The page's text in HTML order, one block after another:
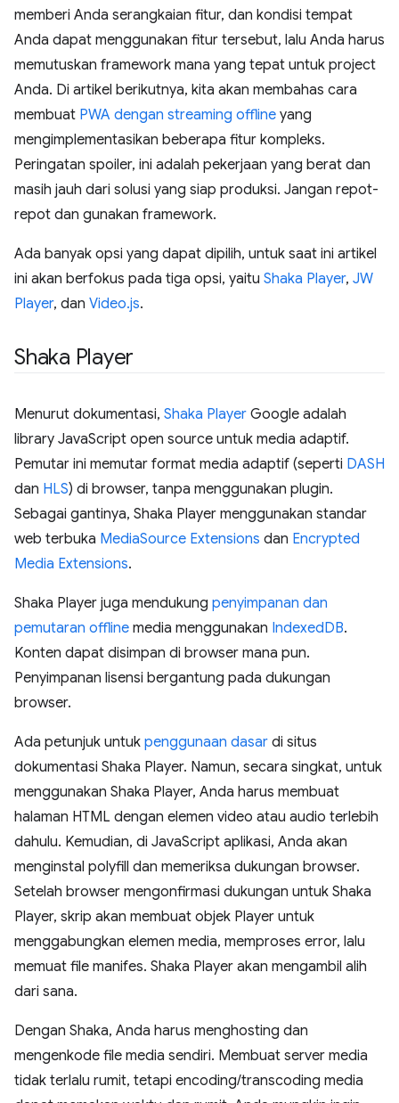
memberi Anda serangkaian fitur, dan kondisi tempat
Anda dapat menggunakan fitur tersebut, lalu Anda harus
memutuskan framework mana yang tepat untuk project
Anda. Di artikel berikutnya, kita akan membahas cara
membuat PWA dengan streaming offline yang
mengimplementasikan beberapa fitur kompleks.
Peringatan spoiler, ini adalah pekerjaan yang berat dan
masih jauh dari solusi yang siap produksi. Jangan repot-
repot dan gunakan framework.
Ada banyak opsi yang dapat dipilih, untuk saat ini artikel
ini akan berfokus pada tiga opsi, yaitu Shaka Player, JW
Player, dan Video.js.
Shaka Player
Menurut dokumentasi, Shaka Player Google adalah
library JavaScript open source untuk media adaptif.
Pemutar ini memutar format media adaptif (seperti DASH
dan HLS) di browser, tanpa menggunakan plugin.
Sebagai gantinya, Shaka Player menggunakan standar
web terbuka MediaSource Extensions dan Encrypted
Media Extensions.
Shaka Player juga mendukung penyimpanan dan
pemutaran offline media menggunakan IndexedDB.
Konten dapat disimpan di browser mana pun.
Penyimpanan lisensi bergantung pada dukungan
browser.
Ada petunjuk untuk penggunaan dasar di situs
dokumentasi Shaka Player. Namun, secara singkat, untuk
menggunakan Shaka Player, Anda harus membuat
halaman HTML dengan elemen video atau audio terlebih
dahulu. Kemudian, di JavaScript aplikasi, Anda akan
menginstal polyfill dan memeriksa dukungan browser.
Setelah browser mengonfirmasi dukungan untuk Shaka
Player, skrip akan membuat objek Player untuk
menggabungkan elemen media, memproses error, lalu
memuat file manifes. Shaka Player akan mengambil alih
dari sana.
Dengan Shaka, Anda harus menghosting dan
mengenkode file media sendiri. Membuat server media
tidak terlalu rumit, tetapi encoding/transcoding media